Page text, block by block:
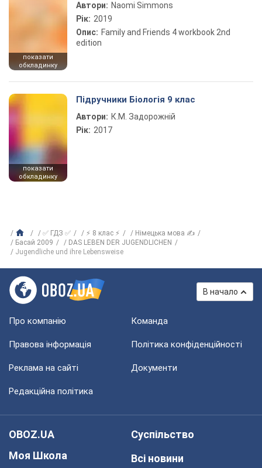
показати
обкладинку
Автори: Naomi Simmons
Рік: 2019
Опис: Family and Friends 4 workbook 2nd
edition
показати
обкладинку
Підручники Біологія 9 клас
Автори: К.М. Задорожній
Рік: 2017
✅ ГДЗ ✅ ⚡ 8 клас ⚡
Німецька мова ✍
Басай 2009
DAS LEBEN DER JUGENDLICHEN
Jugendliche und ihre Lebensweise
В начало
Про компанію Команда
Правова інформація Політика конфіденційності
Реклама на сайті Документи
Редакційна політика
OBOZ.UA
Моя Школа
Суспільство
Всі новини